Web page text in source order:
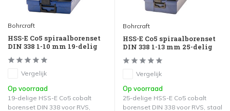
Bohrcraft
HSS-E Co5 spiraalborenset
DIN 338 1-10 mm 19-delig
Vergelijk
Op voorraad
19-delige HSS-E Co5 cobalt
borenset DIN 338 voor RVS,
Bohrcraft
HSS-E Co5 spiraalborenset
DIN 338 1-13 mm 25-delig
Vergelijk
Op voorraad
25-delige HSS-E Co5 cobalt
borenset DIN 338 voor RVS, staal